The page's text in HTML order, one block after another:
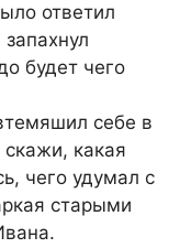
ответил
будет чего
себе в
какая
чего удумал с
старыми